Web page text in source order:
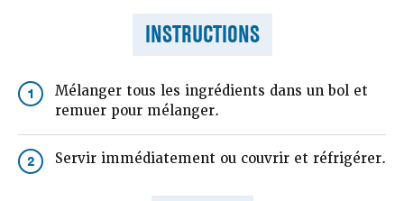
INSTRUCTIONS
1
Mélanger tous les ingrédients dans un bol et
remuer pour mélanger.
2 Servir immédiatement ou couvrir et réfrigérer.